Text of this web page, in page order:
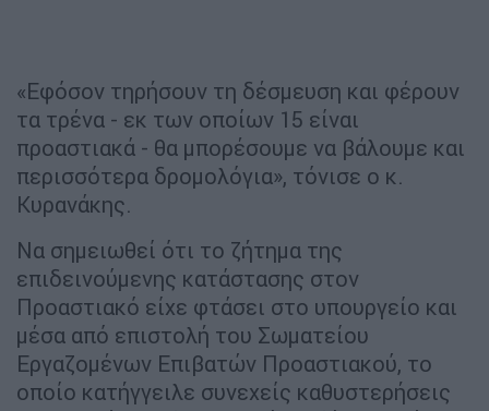
«Εφόσον τηρήσουν τη δέσμευση και φέρουν
τα τρένα - εκ των οποίων 15 είναι
προαστιακά - θα μπορέσουμε να βάλουμε και
περισσότερα δρομολόγια», τόνισε ο κ.
Κυρανάκης.
Να σημειωθεί ότι το ζήτημα της
επιδεινούμενης κατάστασης στον
Προαστιακό είχε φτάσει στο υπουργείο και
μέσα από επιστολή του Σωματείου
Εργαζομένων Επιβατών Προαστιακού, το
οποίο κατήγγειλε συνεχείς καθυστερήσεις